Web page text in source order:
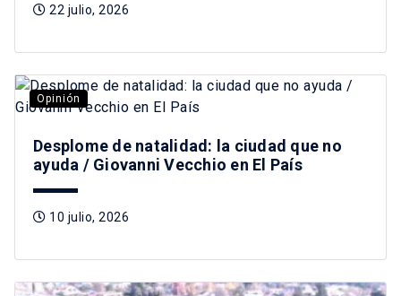
22 julio, 2026
Opinión
Desplome de natalidad: la ciudad que no
ayuda / Giovanni Vecchio en El País
10 julio, 2026